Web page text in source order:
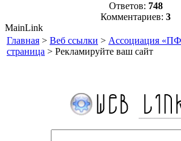
Ответов: 748
Комментариев: 3
MainLink
Главная > Веб ссылки > Ассоциация
страница > Рекламируйте ваш сайт